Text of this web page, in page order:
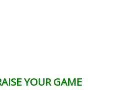
YOUR GAME